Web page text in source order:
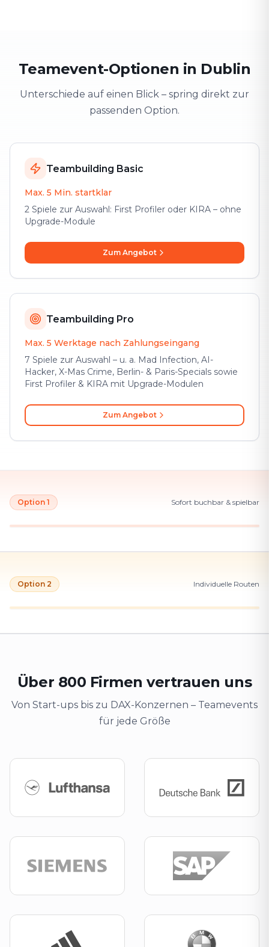
Teamevent-Optionen in Dublin
Unterschiede auf einen Blick – spring direkt zur
passenden Option.
Teambuilding Basic
Max. 5 Min. startklar
2 Spiele zur Auswahl: First Profiler oder KIRA – ohne
Upgrade-Module
Zum Angebot
Teambuilding Pro
Max. 5 Werktage nach Zahlungseingang
7 Spiele zur Auswahl – u. a. Mad Infection, AI-
Hacker, X-Mas Crime, Berlin- & Paris-Specials sowie
First Profiler & KIRA mit Upgrade-Modulen
Zum Angebot
Option 1 Sofort buchbar & spielbar
Option 2 Individuelle Routen
Über 800 Firmen vertrauen uns
Von Start-ups bis zu DAX-Konzernen – Teamevents
für jede Größe